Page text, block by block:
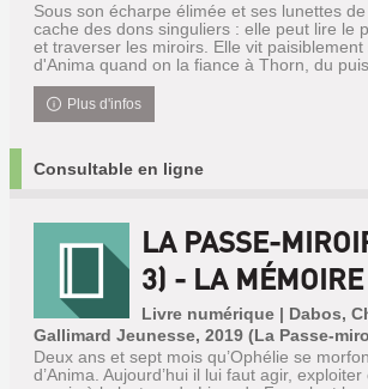
Sous son écharpe élimée et ses lunettes
cache des dons singuliers : elle peut lire le
et traverser les miroirs. Elle vit paisiblement
d'Anima quand on la fiance à Thorn, du
Plus d'infos
Consultable en ligne
LA PASSE-
3) - LA
Livre numérique | Dabos,
Gallimard Jeunesse, 2019 (La Passe-
Deux ans et sept mois qu’Ophélie se
d’Anima. Aujourd’hui il lui faut agir, exploiter